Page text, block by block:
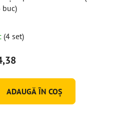
buc)
(4 set)
ADAUGĂ ÎN COŞ